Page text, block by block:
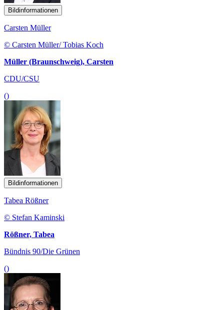
Bildinformationen
Carsten Müller
© Carsten Müller/ Tobias Koch
Müller (Braunschweig), Carsten
CDU/CSU
()
Bildinformationen
Tabea Rößner
© Stefan Kaminski
Rößner, Tabea
Bündnis 90/Die Grünen
()